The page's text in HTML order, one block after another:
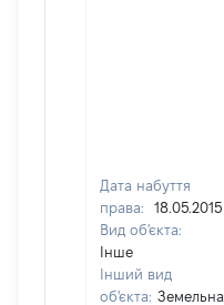
Дата набуття
права:
18.05.2015
Вид об'єкта:
Інше
Інший вид
об'єкта: Земельна